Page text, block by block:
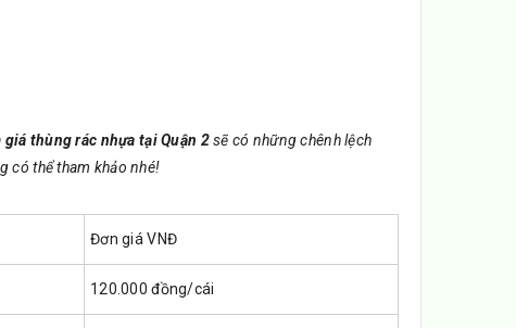
giá thùng rác nhựa tại Quận 2sẽ có những chênh lệch
có thể tham khảo nhé!
Đơn giá VNĐ
120.000 đồng/cái